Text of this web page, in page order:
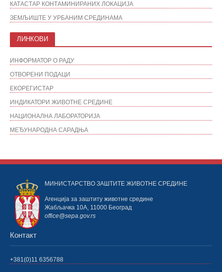
КАТАСТАР КОНТАМИНИРАНИХ ЛОКАЦИЈА
ЗЕМЉИШТЕ У УРБАНИМ СРЕДИНАМА
ЛИНКОВИ
ИНФОРМАТОР О РАДУ
ОТВОРЕНИ ПОДАЦИ
ЕКОРЕГИСТАР
ИНДИКАТОРИ ЖИВОТНЕ СРЕДИНЕ
НАЦИОНАЛНА ЛАБОРАТОРИЈА
МЕЂУНАРОДНА САРАДЊА
МИНИСТАРСТВО ЗАШТИТЕ ЖИВОТНЕ СРЕДИНЕ
Агенција за заштиту животне средине
Жабљачка 10А, 11000 Београд
office@sepa.gov.rs
Контакт
+381(0)11 6356788